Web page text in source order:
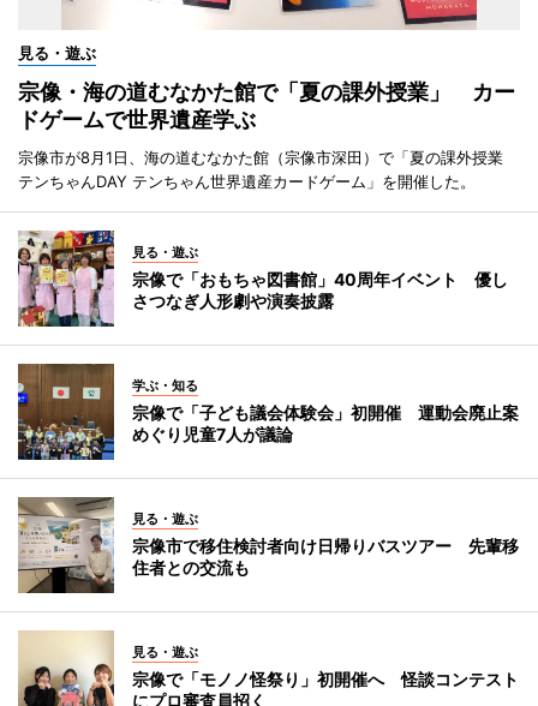
見る・遊ぶ
宗像・海の道むなかた館で「夏の課外授業」 カー
ドゲームで世界遺産学ぶ
宗像市が8月1日、海の道むなかた館（宗像市深田）で「夏の課外授業
テンちゃんDAY テンちゃん世界遺産カードゲーム」を開催した。
見る・遊ぶ
宗像で「おもちゃ図書館」40周年イベント 優し
さつなぎ人形劇や演奏披露
学ぶ・知る
宗像で「子ども議会体験会」初開催 運動会廃止案
めぐり児童7人が議論
見る・遊ぶ
宗像市で移住検討者向け日帰りバスツアー 先輩移
住者との交流も
見る・遊ぶ
宗像で「モノノ怪祭り」初開催へ 怪談コンテスト
にプロ審査員招く